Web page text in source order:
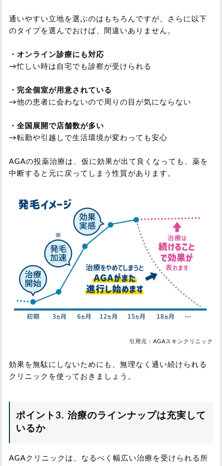
通いやすい立地を選ぶのはもちろんですが、さらに以下
のタイプを選んでおけば、間違いありません。
・オンライン診療にも対応
→忙しい時は自宅でも診察が受けられる
・完全個室が用意されている
→他の患者に会わないので周りの目が気にならない
・全国展開で店舗数が多い
→転勤や引越しで生活環境が変わっても安心
AGAの投薬治療は、仮に効果が出て良くなっても、薬を
中断すると元に戻ってしまう性質があります。
引用元：AGAスキンクリニック
効果を無駄にしないためにも、無理なく通い続けられる
クリニックを使っておきましょう。
ポイント3. 治療のラインナップは充実して
いるか
AGAクリニックは、なるべく幅広い治療を受けられる所